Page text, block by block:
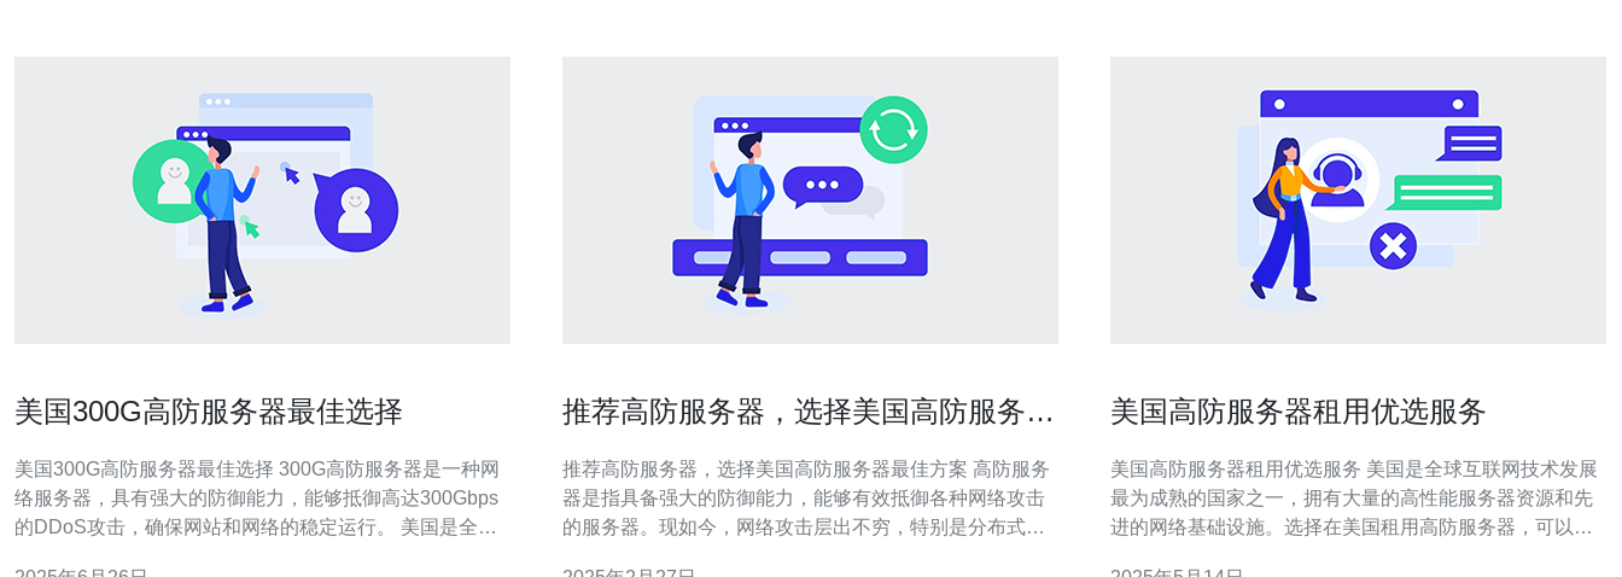
美国300G高防服务器最佳选择
美国300G高防服务器最佳选择 300G高防服务器是一种网
络服务器，具有强大的防御能力，能够抵御高达300Gbps
的DDoS攻击，确保网站和网络的稳定运行。 美国是全球
推荐高防服务器，选择美国高防服务器
推荐高防服务器，选择美国高防服务器最佳方案 高防服务
器是指具备强大的防御能力，能够有效抵御各种网络攻击
的服务器。现如今，网络攻击层出不穷，特别是分布式拒
美国高防服务器租用优选服务
美国高防服务器租用优选服务 美国是全球互联网技术发展
最为成熟的国家之一，拥有大量的高性能服务器资源和先
进的网络基础设施。选择在美国租用高防服务器，可以确